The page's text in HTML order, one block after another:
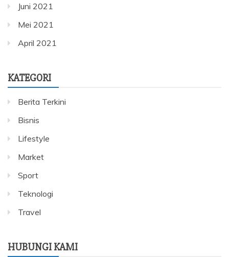
Juni 2021
Mei 2021
April 2021
KATEGORI
Berita Terkini
Bisnis
Lifestyle
Market
Sport
Teknologi
Travel
HUBUNGI KAMI